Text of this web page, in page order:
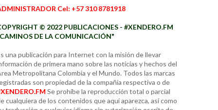
Cel: +57 310 8781918
© 2022 PUBLICACIONES - #XENDERO.FM
DE LA COMUNICACIÓN"
una publicación para Internet con la misión de llevar
de primera mano sobre las noticias y hechos del
Metropolitana Colombia y el Mundo. Todos las marcas
son propiedad de la compañía respectiva o de
Se prohíbe la reproducción total o parcial
cualquiera de los contenidos que aquí aparezca, así como